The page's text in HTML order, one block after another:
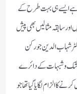
ہے ایسے ہی بہت طرح کے
سابقہ مثالیں بھی پیش
کے جانباز ڈاکٹر شہاب الدین جو رکن
کئی شک و شبہات کے دائرے
کا الزام لگایا گیا تھا جو